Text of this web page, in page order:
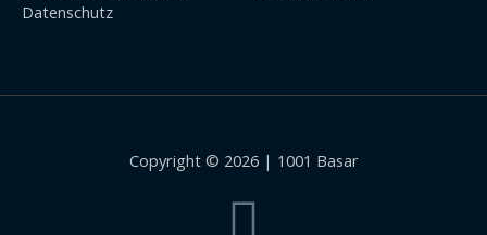
Datenschutz
Copyright © 2026 | 1001 Basar